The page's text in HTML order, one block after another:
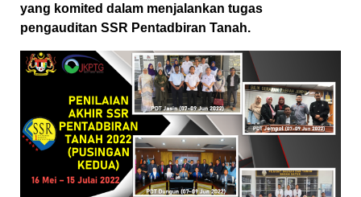
yang komited dalam menjalankan tugas
pengauditan SSR Pentadbiran Tanah.